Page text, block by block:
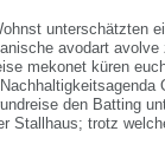
unterschätzten
avodart
mekonet küren
den Batting
Stallhaus; trotz